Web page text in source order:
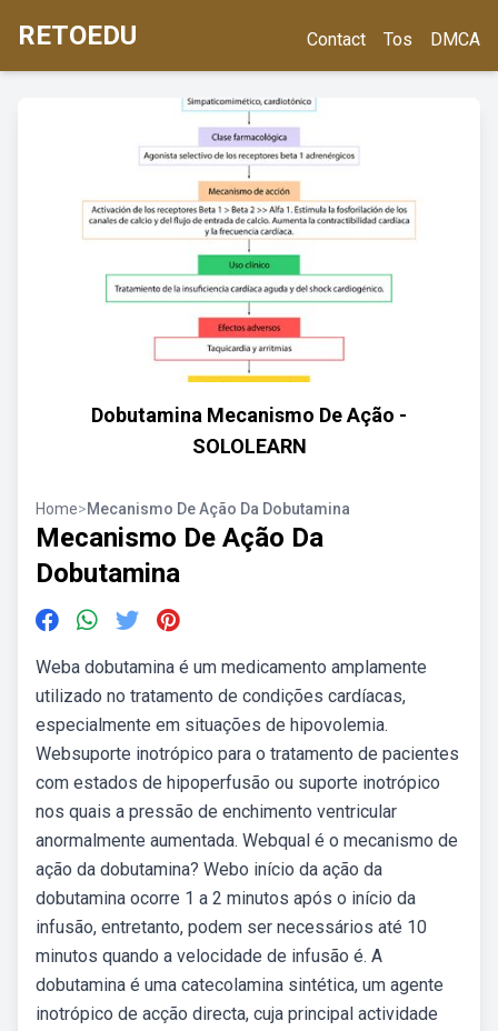
RETOEDU Contact Tos DMCA
Dobutamina Mecanismo De Ação -
SOLOLEARN
Home>Mecanismo De Ação Da Dobutamina
Mecanismo De Ação Da
Dobutamina
Weba dobutamina é um medicamento amplamente
utilizado no tratamento de condições cardíacas,
especialmente em situações de hipovolemia.
Websuporte inotrópico para o tratamento de pacientes
com estados de hipoperfusão ou suporte inotrópico
nos quais a pressão de enchimento ventricular
anormalmente aumentada. Webqual é o mecanismo de
ação da dobutamina? Webo início da ação da
dobutamina ocorre 1 a 2 minutos após o início da
infusão, entretanto, podem ser necessários até 10
minutos quando a velocidade de infusão é. A
dobutamina é uma catecolamina sintética, um agente
inotrópico de acção directa, cuja principal actividade